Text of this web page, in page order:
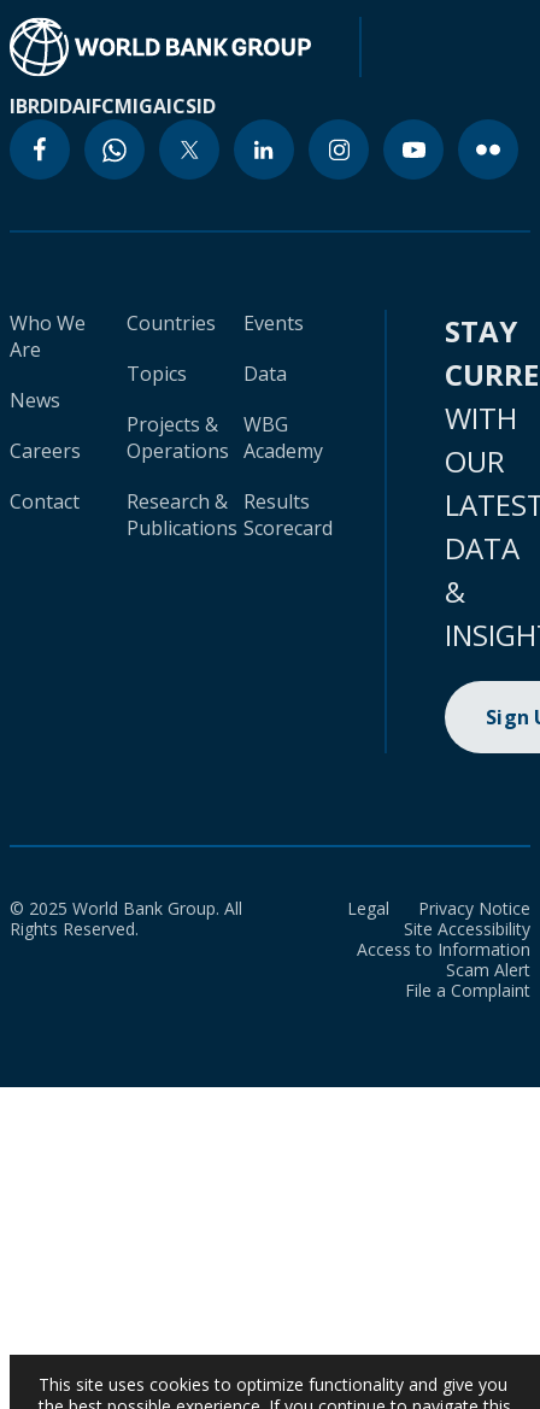
IBRDIDAIFCMIGAICSID
Who We
Are
News
Careers
Contact
Countries
Topics
Projects &
Operations
Research &
Publications
Events
Data
WBG
Academy
Results
Scorecard
STAY
WITH
OUR
DATA
&
Sign
© 2025 World Bank Group. All
Rights Reserved.
Legal
Privacy Notice
Site Accessibility
Access to Information
Scam Alert
File a Complaint
This site uses cookies to optimize functionality and give you